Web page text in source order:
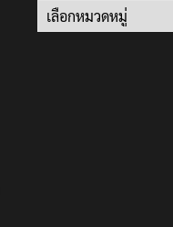
Categories